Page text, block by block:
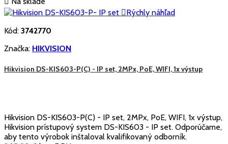
Rýchly náhľad
Kód: 3742770
Značka: HIKVISION
Hikvision DS-KIS603-P(C) - IP set, 2MPx, PoE, WIFI, 1x výstup
Hikvision DS-KIS603-P(C) - IP set, 2MPx, PoE, WIFI, 1x výstup,
Hikvision prístupový system DS-KIS603 - IP set. Odporúčame,
aby tento výrobok inštaloval kvalifikovaný odborník.